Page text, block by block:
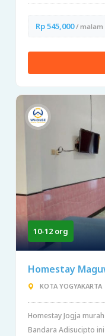
Rp 545,000/ malam
10-12 org
Homestay
KOTA YOGYAKARTA
Homestay Jogja
Bandara Adisucipto